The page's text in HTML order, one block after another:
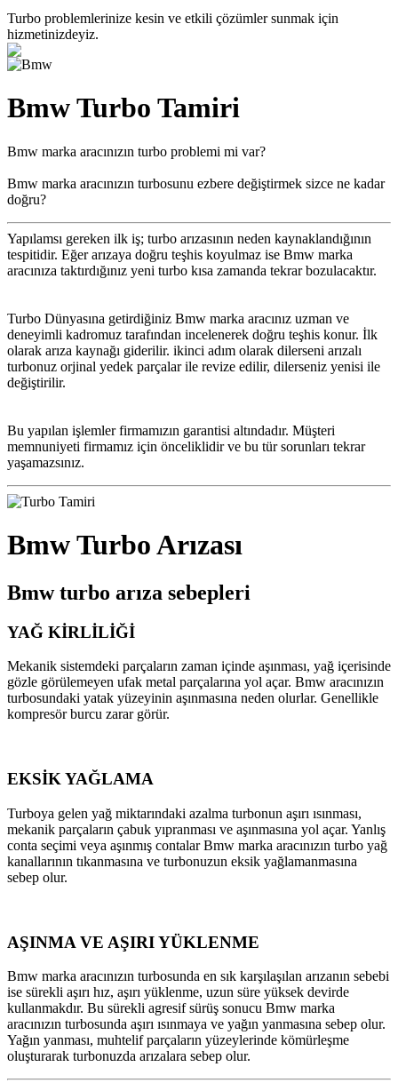
Turbo problemlerinize kesin ve etkili çözümler sunmak için
hizmetinizdeyiz.
Bmw Turbo Tamiri
Bmw marka aracınızın turbo problemi mi var?
Bmw marka aracınızın turbosunu ezbere değiştirmek sizce ne kadar
doğru?
Yapılamsı gereken ilk iş; turbo arızasının neden kaynaklandığının
tespitidir. Eğer arızaya doğru teşhis koyulmaz ise Bmw marka
aracınıza taktırdığınız yeni turbo kısa zamanda tekrar bozulacaktır.
Turbo Dünyasına getirdiğiniz Bmw marka aracınız uzman ve
deneyimli kadromuz tarafından incelenerek doğru teşhis konur. İlk
olarak arıza kaynağı giderilir. ikinci adım olarak dilerseni arızalı
turbonuz orjinal yedek parçalar ile revize edilir, dilerseniz yenisi ile
değiştirilir.
Bu yapılan işlemler firmamızın garantisi altındadır. Müşteri
memnuniyeti firmamız için önceliklidir ve bu tür sorunları tekrar
yaşamazsınız.
Bmw Turbo Arızası
Bmw turbo arıza sebepleri
YAĞ KİRLİLİĞİ
Mekanik sistemdeki parçaların zaman içinde aşınması, yağ içerisinde
gözle görülemeyen ufak metal parçalarına yol açar. Bmw aracınızın
turbosundaki yatak yüzeyinin aşınmasına neden olurlar. Genellikle
kompresör burcu zarar görür.
EKSİK YAĞLAMA
Turboya gelen yağ miktarındaki azalma turbonun aşırı ısınması,
mekanik parçaların çabuk yıpranması ve aşınmasına yol açar. Yanlış
conta seçimi veya aşınmış contalar Bmw marka aracınızın turbo yağ
kanallarının tıkanmasına ve turbonuzun eksik yağlamanmasına
sebep olur.
AŞINMA VE AŞIRI YÜKLENME
Bmw marka aracınızın turbosunda en sık karşılaşılan arızanın sebebi
ise sürekli aşırı hız, aşırı yüklenme, uzun süre yüksek devirde
kullanmakdır. Bu sürekli agresif sürüş sonucu Bmw marka
aracınızın turbosunda aşırı ısınmaya ve yağın yanmasına sebep olur.
Yağın yanması, muhtelif parçaların yüzeylerinde kömürleşme
oluşturarak turbonuzda arızalara sebep olur.